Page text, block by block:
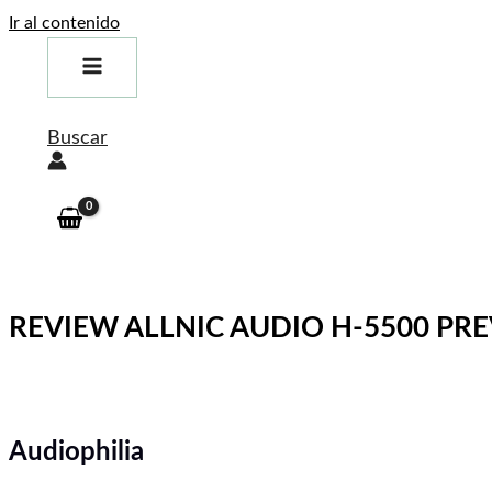
Ir al contenido
Buscar
REVIEW ALLNIC AUDIO H-5500
Audiophilia